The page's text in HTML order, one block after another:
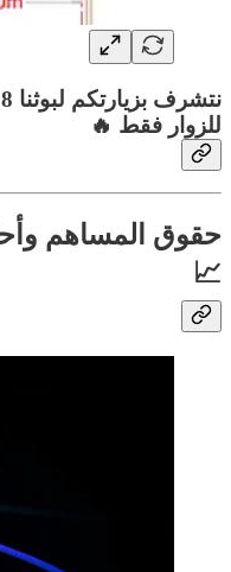
للزوار فقط 🔥
حقوق المساهم
📈